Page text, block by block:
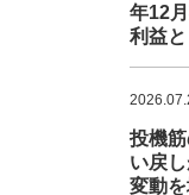
年12
利益
投機
い戻
変動